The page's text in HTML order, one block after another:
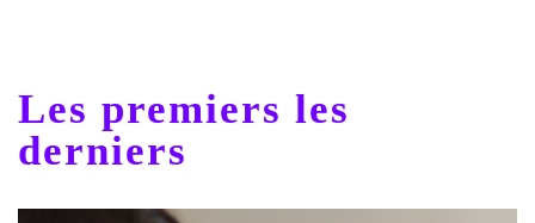
Les premiers les
derniers